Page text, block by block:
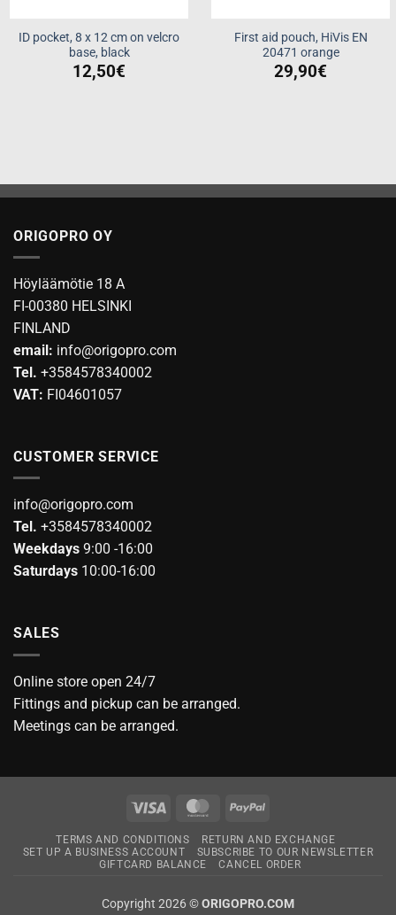
ID pocket, 8 x 12 cm on velcro
base, black
12,50€
First aid pouch, HiVis EN
20471 orange
29,90€
ORIGOPRO OY
Höyläämötie 18 A
FI-00380 HELSINKI
FINLAND
email: info@origopro.com
Tel. +3584578340002
VAT: FI04601057
CUSTOMER SERVICE
info@origopro.com
Tel. +3584578340002
Weekdays 9:00 -16:00
Saturdays 10:00-16:00
SALES
Online store open 24/7
Fittings and pickup can be arranged.
Meetings can be arranged.
Visa MasterCardPayPal
TERMS AND CONDITIONS
RETURN AND EXCHANGE
SET UP A BUSINESS ACCOUNT
SUBSCRIBE TO OUR NEWSLETTER
GIFTCARD BALANCE
CANCEL ORDER
Copyright 2026 ©ORIGOPRO.COM